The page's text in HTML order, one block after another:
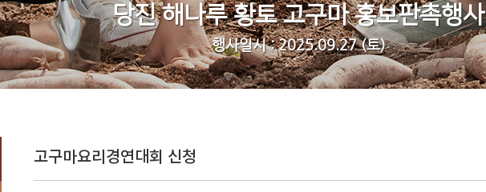
당진 해나루 황토 고구마 홍보판촉행사
행사일시 : 2025.09.27 (토)
고구마요리경연대회 신청